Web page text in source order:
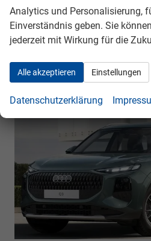
Nichtraucher-Fahrzeug,
Rückrufbitte absenden
PDF-Datei, Fahrzeugexposé
Drucken, parken oder
Audi Q3Basis
Kilometerbegrenzung*
Analytics und Personalisierung,
Einverständnis geben. Sie
jederzeit mit Wirkung für die
Alle akzeptieren Einstellungen
Datenschutzerklärung